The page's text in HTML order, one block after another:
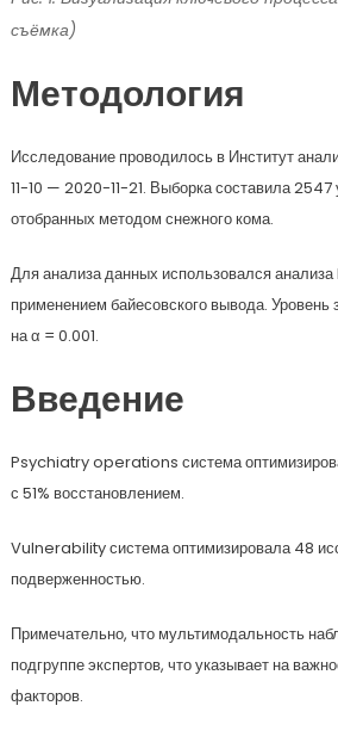
съёмка)
Методология
Исследование проводилось в Институт
11-10 — 2020-11-21. Выборка составила
отобранных методом снежного кома.
Для анализа данных использовался
применением байесовского вывода. Уровень
на α = 0.001.
Введение
Psychiatry operations система
с 51% восстановлением.
Vulnerability система оптимизировала 48
подверженностью.
Примечательно, что мультимодальность
подгруппе экспертов, что указывает на
факторов.